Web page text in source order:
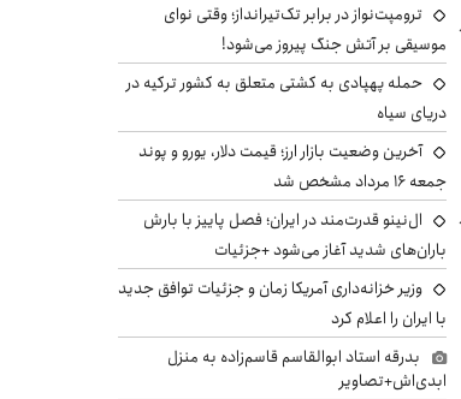
ترومپت‌نواز در برابر تک‌تیرانداز؛ وقتی نوای
موسیقی بر آتش جنگ پیروز می‌شود!
حمله پهپادی به کشتی متعلق به کشور ترکیه در
دریای سیاه
آخرین وضعیت بازار ارز؛ قیمت دلار، یورو و پوند
جمعه ۱۶ مرداد مشخص شد
ال‌نینو قدرت‌مند در ایران؛ فصل پاییز با بارش
باران‌های شدید آغاز می‌شود +جزئیات
وزیر خزانه‌داری آمریکا زمان و جزئیات توافق جدید
با ایران را اعلام کرد
بدرقه استاد ابوالقاسم قاسم‌زاده به منزل
ابدی‌اش+تصاویر